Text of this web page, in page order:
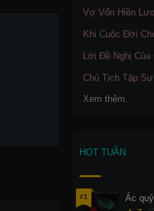
Vợ Vốn Hiền
Lời Đề Nghị Của
Chủ Tịch Tập Sự
Xem thêm..
HOT TUẦN
#1 Ác